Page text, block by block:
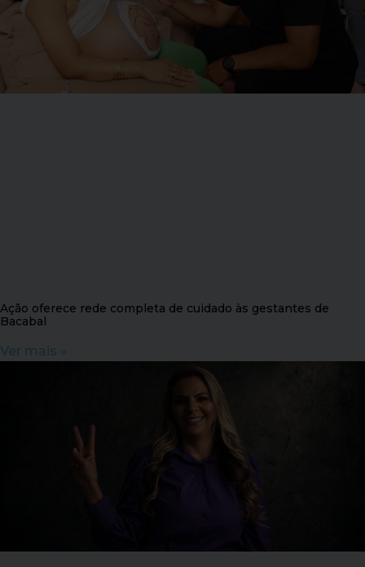
Ação oferece rede completa de cuidado às gestantes de
Bacabal
Ver mais »